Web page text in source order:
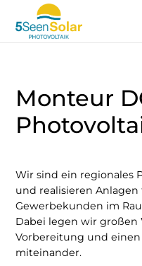
E-Mobilität
Wärmepumpen
Über Uns
Kontakt
Shop
Monteur
Wir sind ein regionales
und realisieren
Gewerbekunden im
Dabei legen wir großen
Vorbereitung und
miteinander.